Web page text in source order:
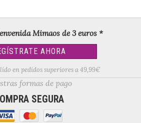
Mimaos de 3 euros *
AHORA
en pedidos superiores a 49,99€
formas de pago
SEGURA